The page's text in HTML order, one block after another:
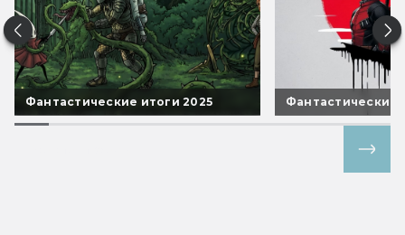
Фантастические итоги 2025 Фантастические